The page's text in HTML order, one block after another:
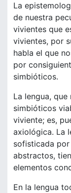
La
de nuestra
vivientes que
vivientes, por
habla el que
por
simbióticos.
La lengua,
simbióticos
viviente; es,
axiológica. La
sofisticada
abstractos,
elementos
En la lengua